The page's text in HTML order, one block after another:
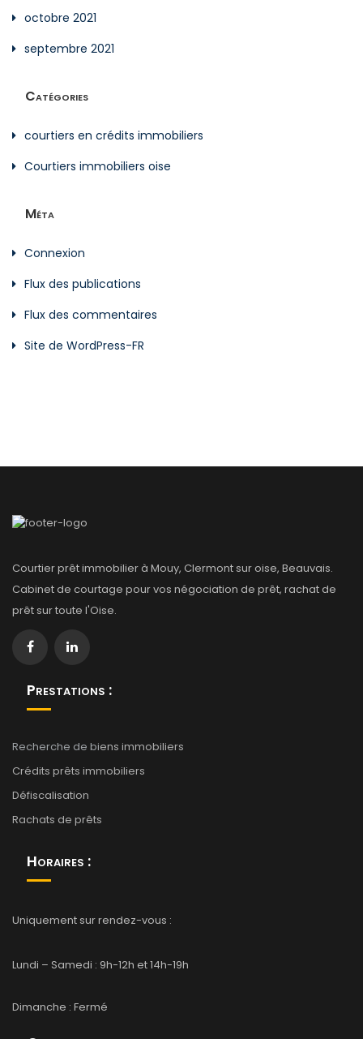
octobre 2021
septembre 2021
Catégories
courtiers en crédits immobiliers
Courtiers immobiliers oise
Méta
Connexion
Flux des publications
Flux des commentaires
Site de WordPress-FR
Courtier prêt immobilier à Mouy, Clermont sur oise, Beauvais.
Cabinet de courtage pour vos négociation de prêt, rachat de
prêt sur toute l'Oise.
Prestations :
Recherche de biens immobiliers
Crédits prêts immobiliers
Défiscalisation
Rachats de prêts
Horaires :
Uniquement sur rendez-vous :
Lundi – Samedi : 9h-12h et 14h-19h
Dimanche : Fermé